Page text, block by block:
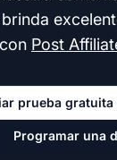
con Post
prueba gratuita
Programar una